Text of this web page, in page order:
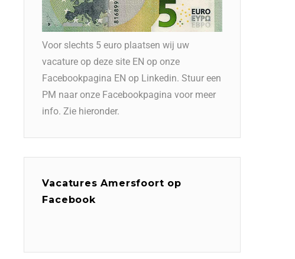
Voor slechts 5 euro plaatsen wij uw
vacature op deze site EN op onze
Facebookpagina EN op Linkedin. Stuur een
PM naar onze Facebookpagina voor meer
info. Zie hieronder.
Vacatures Amersfoort op
Facebook